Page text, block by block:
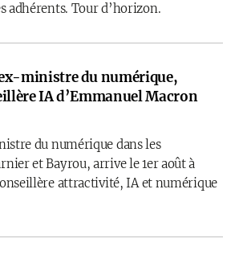
adhérents. Tour d’horizon.
ministre du numérique,
IA d’Emmanuel Macron
du numérique dans les
et Bayrou, arrive le 1er août à
attractivité, IA et numérique